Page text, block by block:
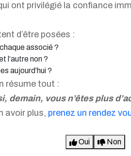
ont privilégié la confiance
d’être posées :
associé ?
l’autre non ?
aujourd’hui ?
résume tout :
demain, vous n’êtes plus
avoir plus, prenez un rendez
Oui Non